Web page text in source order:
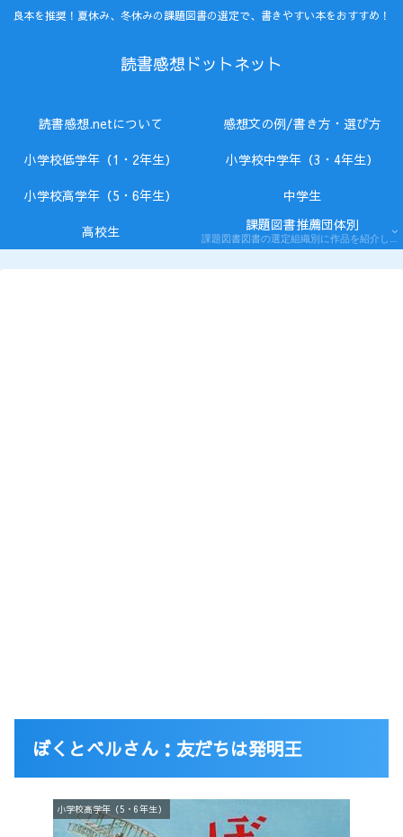
良本を推奨！夏休み、冬休みの課題図書の選定で、書きやすい本をおすすめ！
読書感想ドットネット
読書感想.netについて
感想文の例/書き方・選び方
小学校低学年（1・2年生）
小学校中学年（3・4年生）
小学校高学年（5・6年生）
中学生
高校生
課題図書推薦団体別
課題図書図書の選定組織別に作品を紹介します。
ぼくとベルさん：友だちは発明王
小学校高学年（5・6年生）